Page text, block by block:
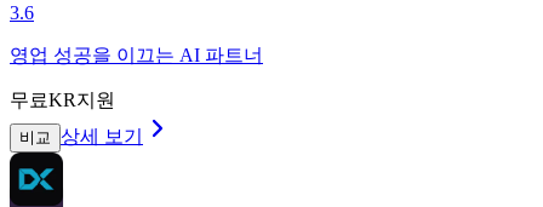
3.6
영업 성공을 이끄는 AI 파트너
무료KR지원
비교 상세 보기